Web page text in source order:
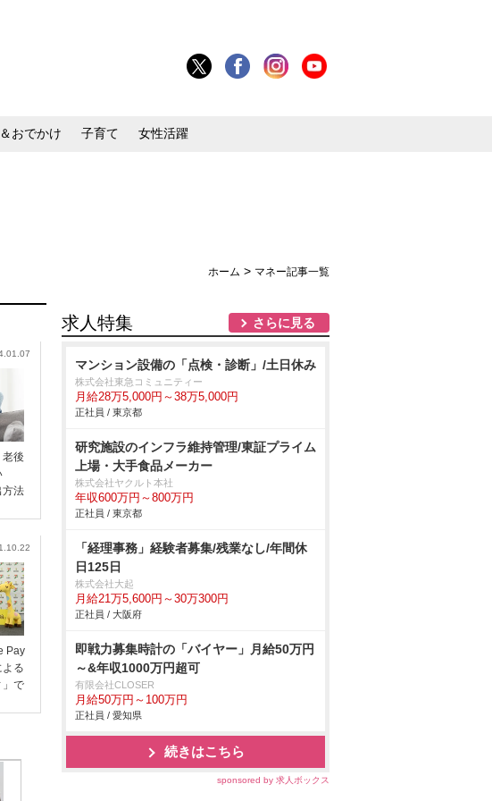
おでかけ 子育て 女性活躍
ホーム > マネー記事一覧
後
法
Pay
る
」で
求人特集 さらに見る
マンション設備の「点検・診断」/土日休み
株式会社東急コミュニティー
月給28万5,000円～38万5,000円
正社員 / 東京都
研究施設のインフラ維持管理/東証プライム
上場・大手食品メーカー
株式会社ヤクルト本社
年収600万円～800万円
正社員 / 東京都
「経理事務」経験者募集/残業なし/年間休
日125日
株式会社大起
月給21万5,600円～30万300円
正社員 / 大阪府
即戦力募集時計の「バイヤー」月給50万円
～&年収1000万円超可
有限会社CLOSER
月給50万円～100万円
正社員 / 愛知県
続きはこちら
sponsored by 求人ボックス